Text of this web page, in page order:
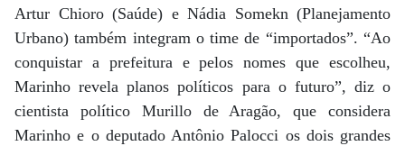
Artur Chioro (Saúde) e Nádia Somekn (Planejamento
Urbano) também integram o time de “importados”. “Ao
conquistar a prefeitura e pelos nomes que escolheu,
Marinho revela planos políticos para o futuro”, diz o
cientista político Murillo de Aragão, que considera
Marinho e o deputado Antônio Palocci os dois grandes